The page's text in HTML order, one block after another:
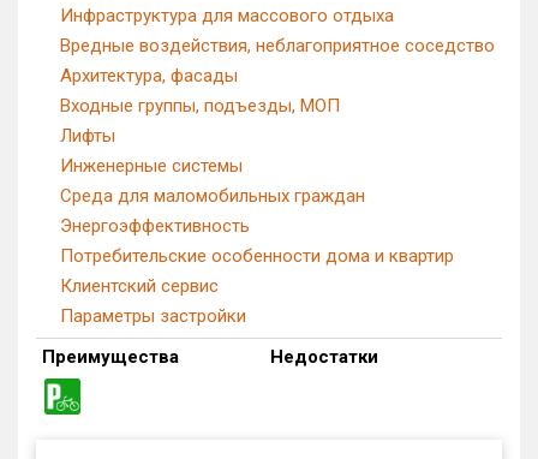
Инфраструктура для массового отдыха
Вредные воздействия, неблагоприятное соседство
Архитектура, фасады
Входные группы, подъезды, МОП
Лифты
Инженерные системы
Среда для маломобильных граждан
Энергоэффективность
Потребительские особенности дома и квартир
Клиентский сервис
Параметры застройки
Преимущества
Недостатки